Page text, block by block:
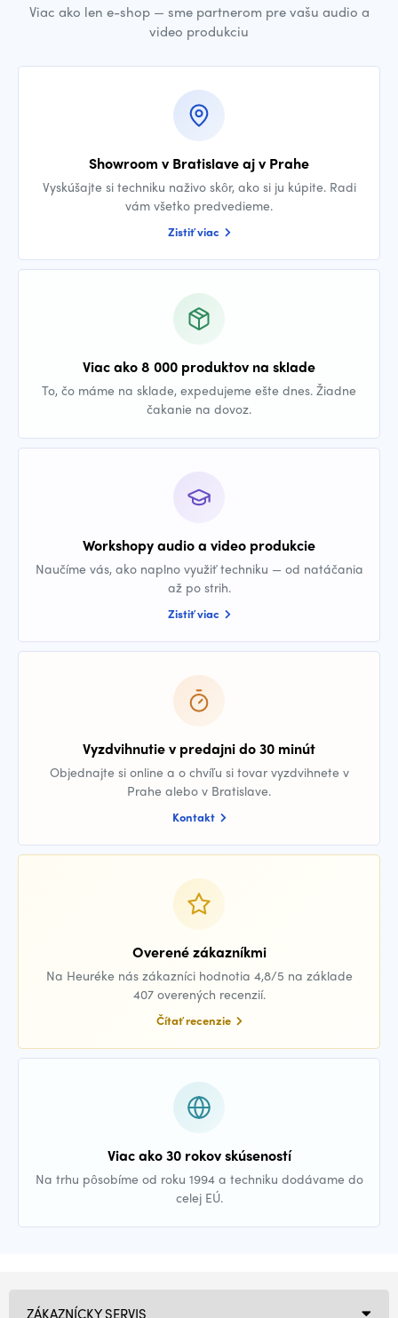
Viac ako len e-shop — sme partnerom pre vašu audio a
video produkciu
Showroom v Bratislave aj v Prahe
Vyskúšajte si techniku naživo skôr, ako si ju kúpite. Radi
vám všetko predvedieme.
Zistiť viac
Viac ako 8 000 produktov na sklade
To, čo máme na sklade, expedujeme ešte dnes. Žiadne
čakanie na dovoz.
Workshopy audio a video produkcie
Naučíme vás, ako naplno využiť techniku — od natáčania
až po strih.
Zistiť viac
Vyzdvihnutie v predajni do 30 minút
Objednajte si online a o chvíľu si tovar vyzdvihnete v
Prahe alebo v Bratislave.
Kontakt
Overené zákazníkmi
Na Heuréke nás zákazníci hodnotia 4,8/5 na základe
407 overených recenzií.
Čítať recenzie
Viac ako 30 rokov skúseností
Na trhu pôsobíme od roku 1994 a techniku dodávame do
celej EÚ.
ZÁKAZNÍCKY SERVIS